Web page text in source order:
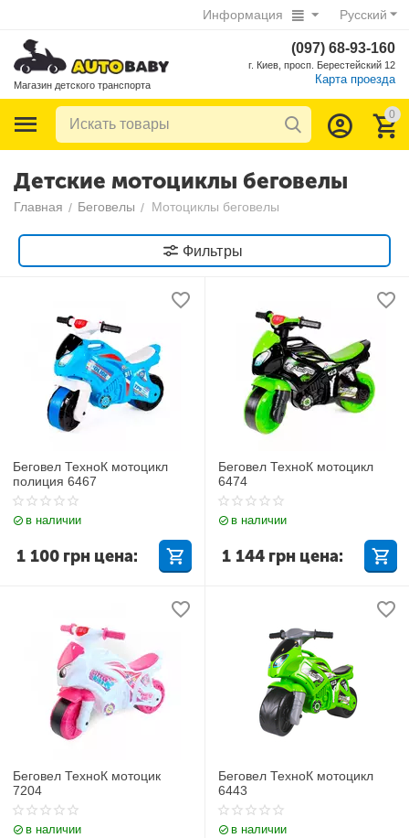
Русский
Информация
Магазин детского транспорта
(097) 68-93-160
г. Киев, просп. Берестейский 12
Карта проезда
0
Детские мотоциклы беговелы
Главная / Беговелы / Мотоциклы беговелы
Фильтры
Беговел ТехноК мотоцикл
полиция 6467
в наличии
1 100 грн цена:
Беговел ТехноК мотоцикл
6474
в наличии
1 144 грн цена:
Беговел ТехноК мотоцик
7204
в наличии
Беговел ТехноК мотоцикл
6443
в наличии